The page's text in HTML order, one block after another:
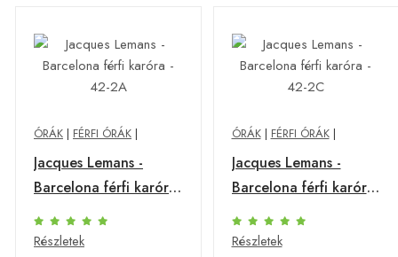
ÓRÁK | FÉRFI ÓRÁK |
Jacques Lemans -
Barcelona férfi karóra
- 42-2A
Részletek
ÓRÁK| FÉRFI ÓRÁK|
Jacques Lemans -
Barcelona férfi karóra
- 42-2C
Részletek